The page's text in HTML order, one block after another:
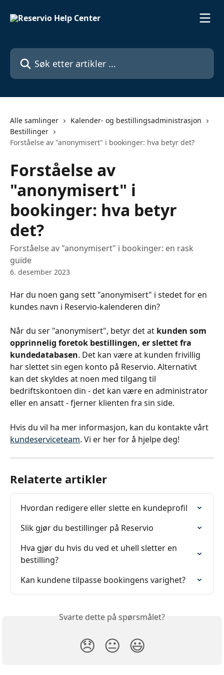
Søk etter artikler ...
Alle samlinger
Kalender- og bestillingsadministrasjon
Bestillinger
Forståelse av "anonymisert" i bookinger: hva betyr det?
Forståelse av
"anonymisert" i
bookinger: hva betyr
det?
Forståelse av "anonymisert" i bookinger: en rask
guide
6. desember 2023
Har du noen gang sett "anonymisert" i stedet for en
kundes navn i Reservio-kalenderen din?
Når du ser "anonymisert", betyr det at kunden som
opprinnelig foretok bestillingen, er slettet fra
kundedatabasen. Det kan være at kunden frivillig
har slettet sin egen konto på Reservio. Alternativt
kan det skyldes at noen med tilgang til
bedriftskontoen din - det kan være en administrator
eller en ansatt - fjerner klienten fra sin side.
Hvis du vil ha mer informasjon, kan du kontakte vårt
kundeserviceteam. Vi er her for å hjelpe deg!
Relaterte artikler
Hvordan redigere eller slette en kundeprofil
Slik gjør du bestillinger på Reservio
Hva gjør du hvis du ved et uhell sletter en
bestilling?
Kan kundene tilpasse bookingens varighet?
Svarte dette på spørsmålet?
😞 😐 😃